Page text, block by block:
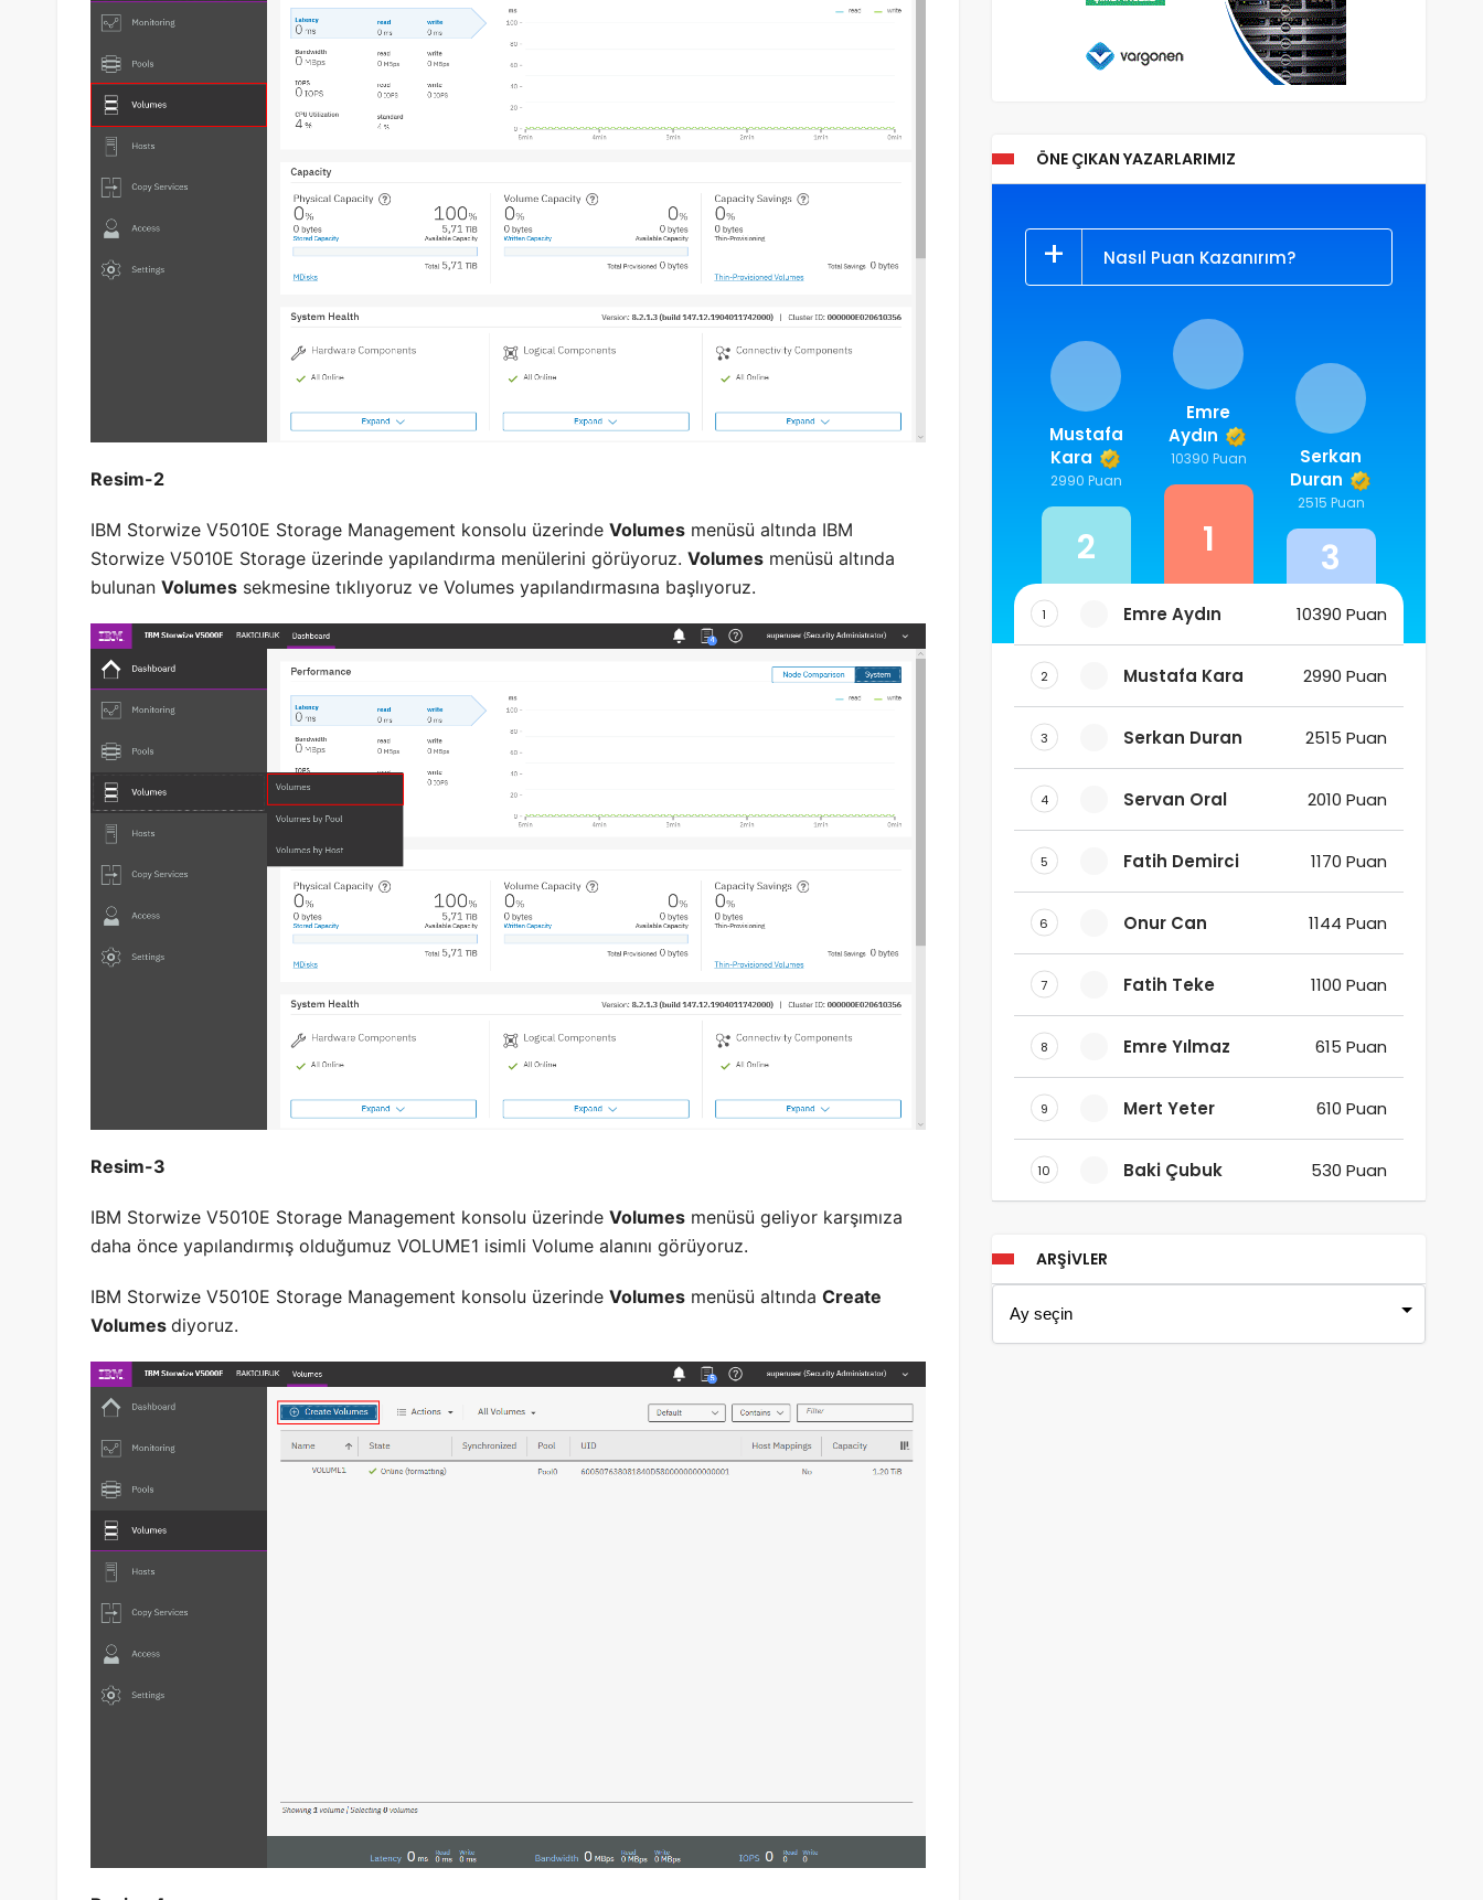
Resim-2
IBM Storwize V5010E Storage Management konsolu üzerinde Volumes menüsü altında IBM
Storwize V5010E Storage üzerinde yapılandırma menülerini görüyoruz. Volumes menüsü altında
bulunan Volumes sekmesine tıklıyoruz ve Volumes yapılandırmasına başlıyoruz.
Resim-3
IBM Storwize V5010E Storage Management konsolu üzerinde Volumes menüsü geliyor karşımıza
daha önce yapılandırmış olduğumuz VOLUME1 isimli Volume alanını görüyoruz.
IBM Storwize V5010E Storage Management konsolu üzerinde Volumes menüsü altında Create
Volumes diyoruz.
ÖNE ÇIKAN YAZARLARIMIZ
Nasıl Puan Kazanırım?
Emre
Aydın
10390 Puan
1
Mustafa
Kara
2990 Puan
2
Serkan
Duran
2515 Puan
3
1 Emre Aydın 10390 Puan
2 Mustafa Kara 2990 Puan
3 Serkan Duran 2515 Puan
4 Servan Oral 2010 Puan
5 Fatih Demirci 1170 Puan
6 Onur Can 1144 Puan
7 Fatih Teke 1100 Puan
8 Emre Yılmaz 615 Puan
9 Mert Yeter 610 Puan
10 Baki Çubuk 530 Puan
ARŞIVLER